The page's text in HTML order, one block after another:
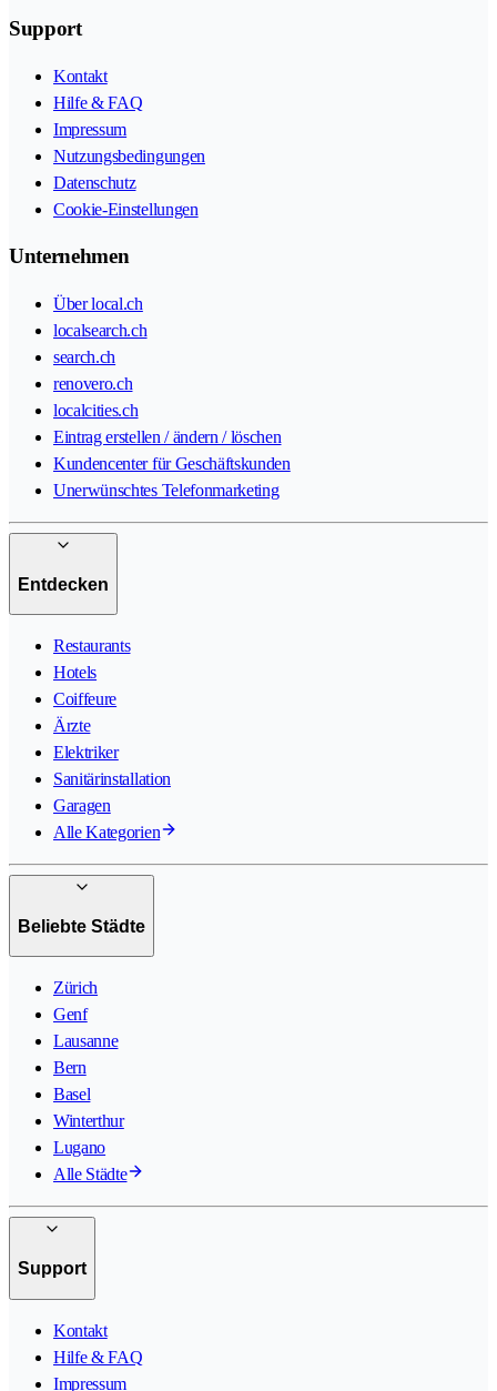
Support
Kontakt
Hilfe & FAQ
Impressum
Nutzungsbedingungen
Datenschutz
Cookie-Einstellungen
Unternehmen
Über local.ch
localsearch.ch
search.ch
renovero.ch
localcities.ch
Eintrag erstellen / ändern / löschen
Kundencenter für Geschäftskunden
Unerwünschtes Telefonmarketing
Entdecken
Restaurants
Hotels
Coiffeure
Ärzte
Elektriker
Sanitärinstallation
Garagen
Alle Kategorien
Beliebte Städte
Zürich
Genf
Lausanne
Bern
Basel
Winterthur
Lugano
Alle Städte
Support
Kontakt
Hilfe & FAQ
Impressum